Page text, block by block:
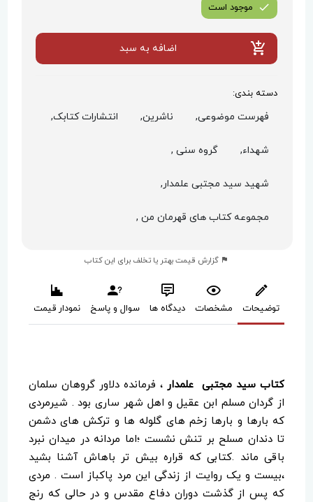
موجود است
اضافه به سبد
دسته بندی:
فهرست موضوعی, ناشرین, انتشارات کتابک,
شهداء, گروه سنی ,
شهید سید مجتبی علمدار,
مجموعه کتاب های قهرمان من ,
گزارش قیمت بهتر یا تخلف برای این کتاب
توضیحات مشخصات دیدگاه ها سوال و پاسخ نمودار قیمت
کتاب سید مجتبی علمدار ، فرمانده دلاور گروهان سلمان
از گردان مسلم ابن عقیل و اهل شهر ساری بود . شیرمردی
که بارها و بارها زخم های گلوله ها و ترکش های دشمن
تا دندان مسلح بر تنش نشست ؛اما مردانه در میدان نبرد
باقی ماند .کتابی که قراره بیش تر باهاش آشنا بشید
،بیست و یک روایت از زندگی این مرد پاکباز است . مردی
که پس از گذشت دوران دفاع مقدس و در حالی که رنج